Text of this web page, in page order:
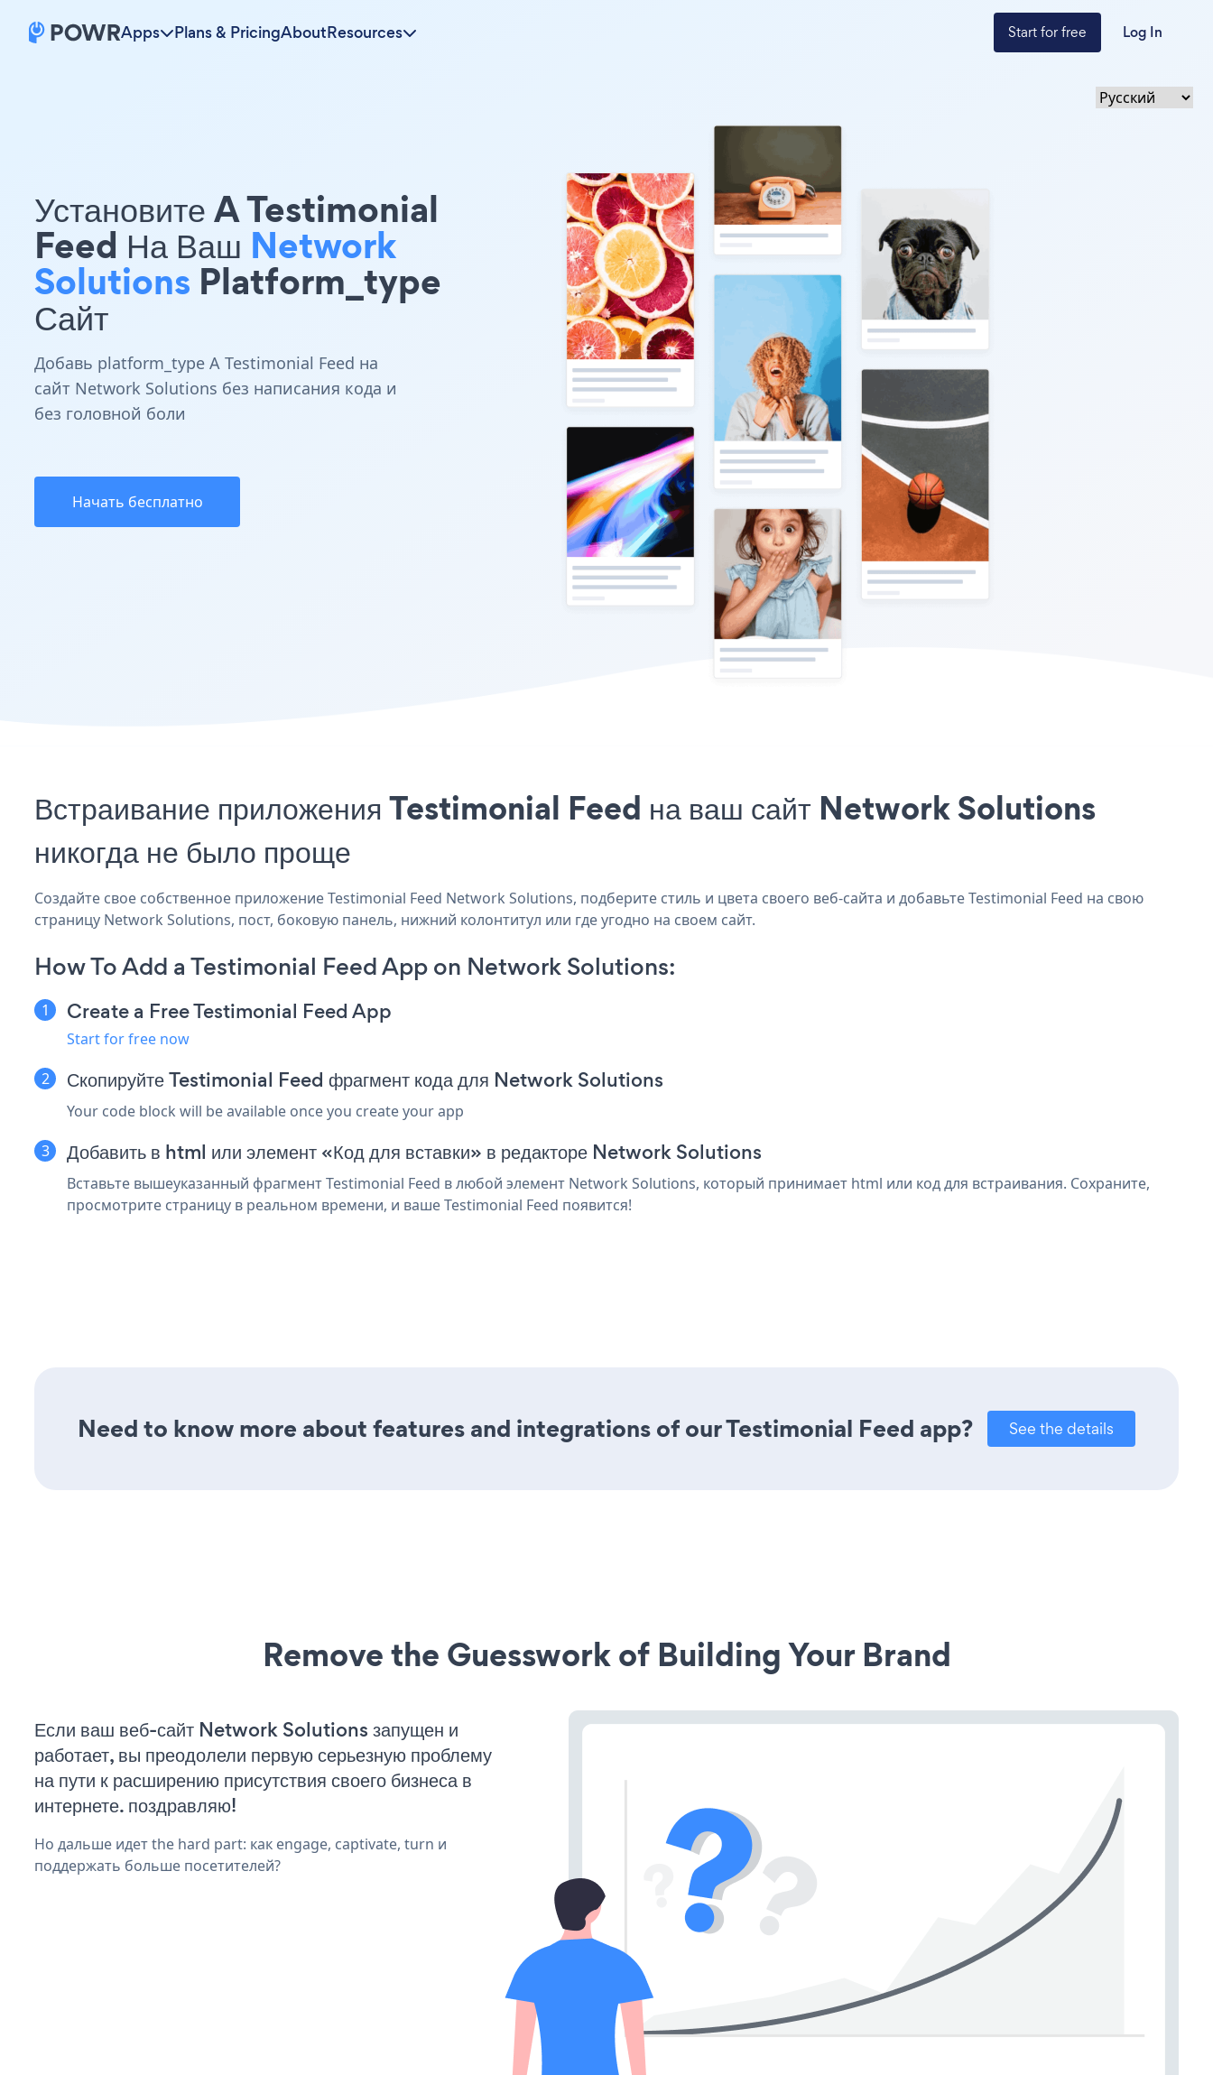
Apps Plans & PricingAboutResources Start for free Log In
Установите A Testimonial
Feed На Ваш Network
Solutions Platform_type
Сайт
Добавь platform_type A Testimonial Feed на
сайт Network Solutions без написания кода и
без головной боли
Начать бесплатно
Встраивание приложения Testimonial Feed на ваш сайт Network Solutions
никогда не было проще
Создайте свое собственное приложение Testimonial Feed Network Solutions, подберите стиль и цвета своего веб-сайта и добавьте Testimonial Feed на свою
страницу Network Solutions, пост, боковую панель, нижний колонтитул или где угодно на своем сайт.
How To Add a Testimonial Feed App on Network Solutions:
Create a Free Testimonial Feed App
Start for free now
Скопируйте Testimonial Feed фрагмент кода для Network Solutions
Your code block will be available once you create your app
Добавить в html или элемент «Код для вставки» в редакторе Network Solutions
Вставьте вышеуказанный фрагмент Testimonial Feed в любой элемент Network Solutions, который принимает html или код для встраивания. Сохраните,
просмотрите страницу в реальном времени, и ваше Testimonial Feed появится!
Need to know more about features and integrations of our Testimonial Feed app? See the details
Remove the Guesswork of Building Your Brand
Если ваш веб-сайт Network Solutions запущен и
работает, вы преодолели первую серьезную проблему
на пути к расширению присутствия своего бизнеса в
интернете. поздравляю!
Но дальше идет the hard part: как engage, captivate, turn и
поддержать больше посетителей?